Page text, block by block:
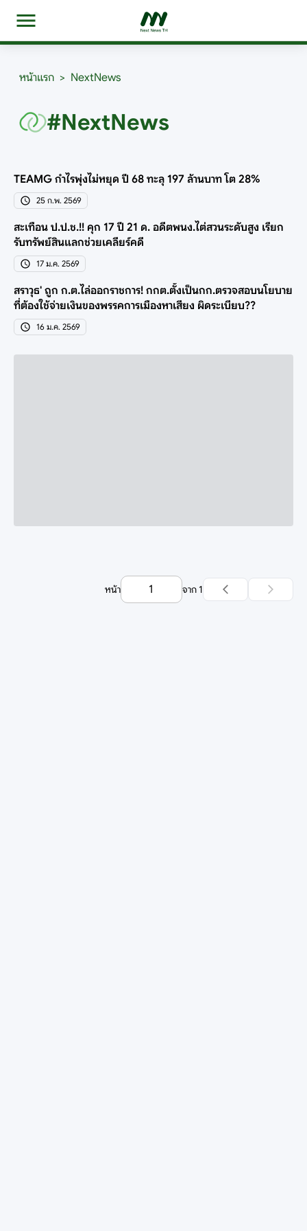
หน้าแรก > NextNews
#NextNews
TEAMG กำไรพุ่งไม่หยุด ปี 68 ทะลุ 197 ล้านบาท โต 28%
25 ก.พ. 2569
สะเทือน ป.ป.ช.!! คุก 17 ปี 21 ด. อดีตพนง.ไต่สวนระดับสูง เรียก
รับทรัพย์สินแลกช่วยเคลียร์คดี
17 ม.ค. 2569
สราวุธ' ถูก ก.ต.ไล่ออกราชการ! กกต.ตั้งเป็นกก.ตรวจสอบนโยบาย
ที่ต้องใช้จ่ายเงินของพรรคการเมืองหาเสียง ผิดระเบียบ??
16 ม.ค. 2569
หน้า จาก 1